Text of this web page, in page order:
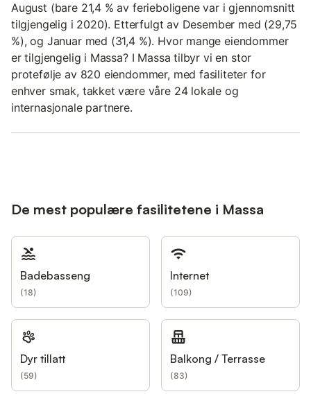
August (bare 21,4 % av ferieboligene var i gjennomsnitt
tilgjengelig i 2020). Etterfulgt av Desember med (29,75
%), og Januar med (31,4 %). Hvor mange eiendommer
er tilgjengelig i Massa? I Massa tilbyr vi en stor
protefølje av 820 eiendommer, med fasiliteter for
enhver smak, takket være våre 24 lokale og
internasjonale partnere.
De mest populære fasilitetene i Massa
Badebasseng
(18)
Internet
(109)
Dyr tillatt
(59)
Balkong / Terrasse
(83)